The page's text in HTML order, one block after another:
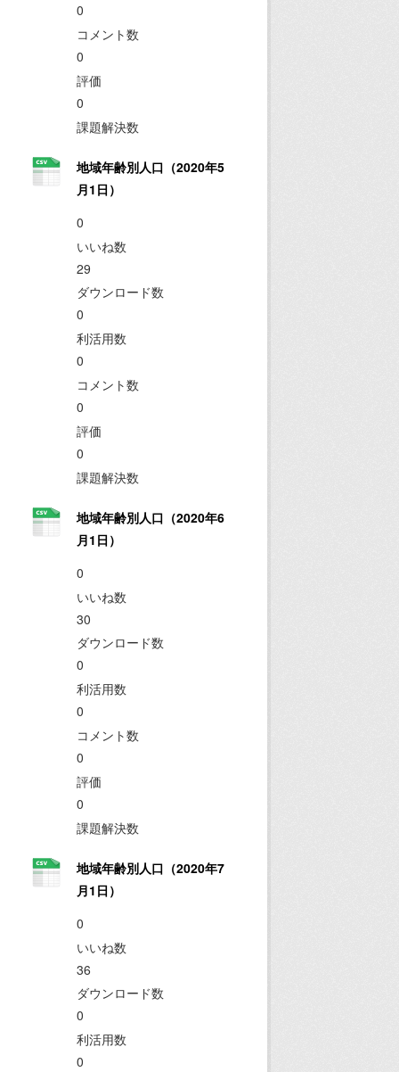
0
コメント数
0
評価
0
課題解決数
地域年齢別人口（2020年5
月1日）
0
いいね数
29
ダウンロード数
0
利活用数
0
コメント数
0
評価
0
課題解決数
地域年齢別人口（2020年6
月1日）
0
いいね数
30
ダウンロード数
0
利活用数
0
コメント数
0
評価
0
課題解決数
地域年齢別人口（2020年7
月1日）
0
いいね数
36
ダウンロード数
0
利活用数
0